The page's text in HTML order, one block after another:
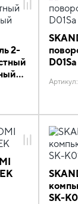
2-
Артикул:
SK-